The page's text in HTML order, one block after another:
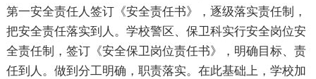
第一安全责任人签订《安全责任书》，逐级落实责任制，
把安全责任落实到人。学校警区、保卫科实行安全岗位安
全责任制，签订《安全保卫岗位责任书》，明确目标、责
任到人。做到分工明确，职责落实。在此基础上，学校加